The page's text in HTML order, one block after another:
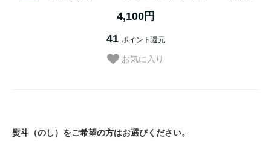
4,100円
41 ポイント還元
お気に入り
熨斗（のし）をご希望の方はお選びください。